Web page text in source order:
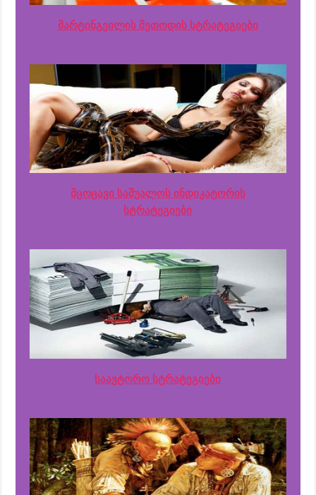
მარტინგეილის მეთოდის სტრატეგიები
მცოცავი საშუალოს ინდიკატორის
სტრატეგიები
საავტორო სტრატეგიები